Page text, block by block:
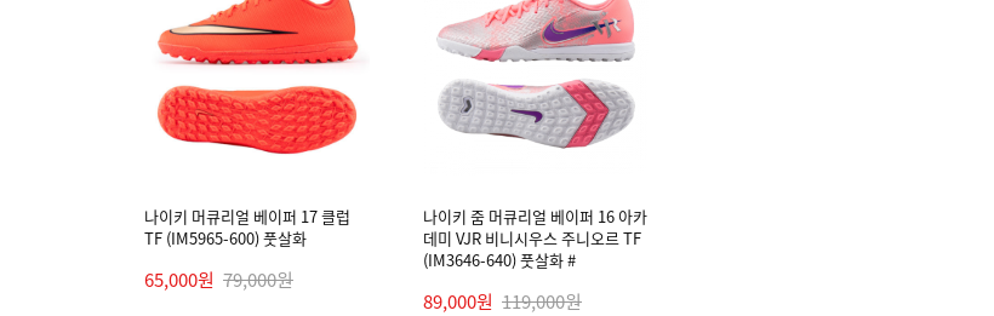
나이키 머큐리얼 베이퍼 17 클럽
TF (IM5965-600) 풋살화
65,000원 79,000원
나이키 줌 머큐리얼 베이퍼 16 아카
데미 VJR 비니시우스 주니오르 TF
(IM3646-640) 풋살화 #
89,000원 119,000원